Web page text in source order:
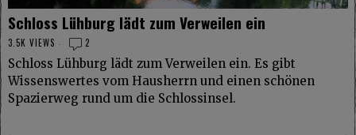
Schloss Lühburg lädt zum Verweilen ein
3.5K VIEWS 2
Schloss Lühburg lädt zum Verweilen ein. Es gibt
Wissenswertes vom Hausherrn und einen schönen
Spazierweg rund um die Schlossinsel.